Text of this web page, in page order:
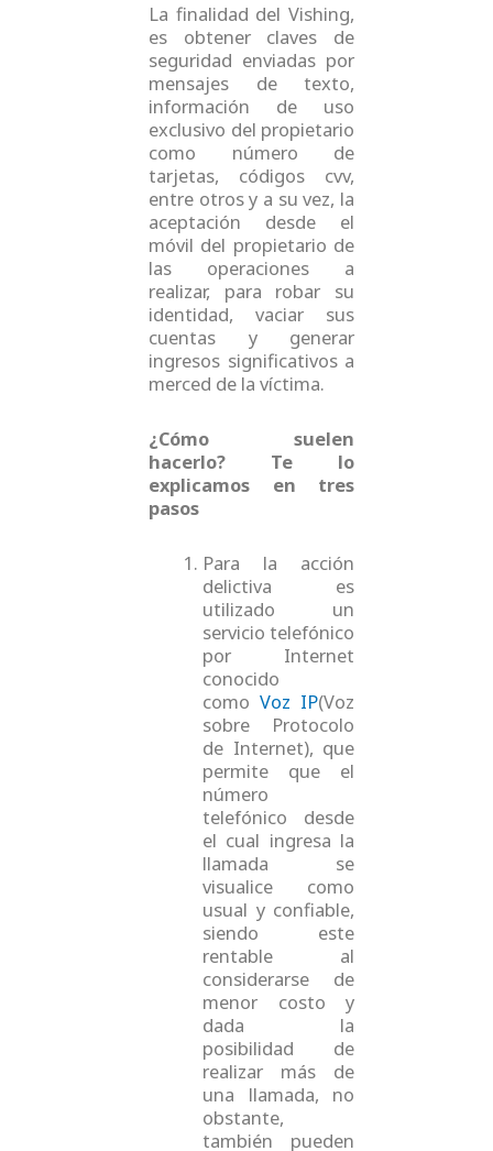
La finalidad del Vishing,
es obtener claves de
seguridad enviadas por
mensajes de texto,
información de uso
exclusivo del propietario
como número de
tarjetas, códigos cvv,
entre otros y a su vez, la
aceptación desde el
móvil del propietario de
las operaciones a
realizar, para robar su
identidad, vaciar sus
cuentas y generar
ingresos significativos a
merced de la víctima.
¿Cómo suelen
hacerlo? Te lo
explicamos en tres
pasos
Para la acción
delictiva es
utilizado un
servicio telefónico
por Internet
conocido
comoVoz IP(Voz
sobre Protocolo
de Internet), que
permite que el
número
telefónico desde
el cual ingresa la
llamada se
visualice como
usual y confiable,
siendo este
rentable al
considerarse de
menor costo y
dada la
posibilidad de
realizar más de
una llamada, no
obstante,
también pueden